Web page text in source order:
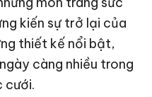
kiến sự trở lại của
thiết kế nổi bật,
càng nhiều trong
cưới.